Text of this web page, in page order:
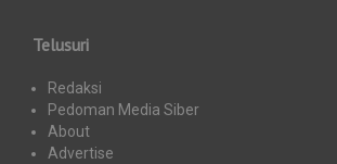
Telusuri
Redaksi
Pedoman Media Siber
About
Advertise